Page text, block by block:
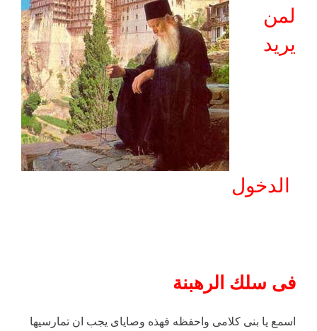
لمن
يريد
فى سلك الرهبنة
اسمع يا بنى كلامى واحفظه فهذه وصاياى يجب ان تمارسيها